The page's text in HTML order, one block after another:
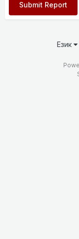
Submit Report
Език